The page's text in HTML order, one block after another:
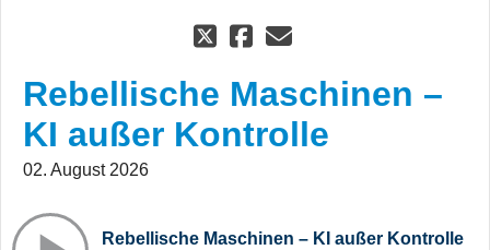
Rebellische Maschinen –
KI außer Kontrolle
02. August 2026
Rebellische Maschinen – KI außer Kontrolle